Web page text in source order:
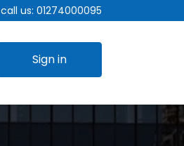
call us: 01274000095
Sign in